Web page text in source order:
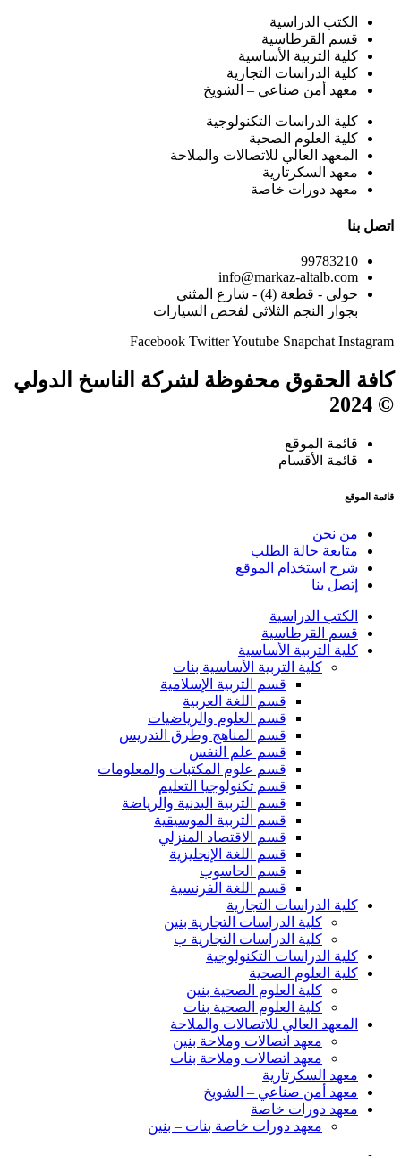
الكتب الدراسية
قسم القرطاسية
كلية التربية الأساسية
كلية الدراسات التجارية
معهد أمن صناعي – الشويخ
كلية الدراسات التكنولوجية
كلية العلوم الصحية
المعهد العالي للاتصالات والملاحة
معهد السكرتارية
معهد دورات خاصة
اتصل بنا
99783210
info@markaz-altalb.com
حولي - قطعة (4) - شارع المثني
بجوار النجم الثلاثي لفحص السيارات
Facebook TwitterYoutube Snapchat Instagram
كافة الحقوق محفوظة لشركة الناسخ الدولي
© 2024
قائمة الموقع
قائمة الأقسام
قائمة الموقع
من نحن
متابعة حالة الطلب
شرح استخدام الموقع
إتصل بنا
الكتب الدراسية
قسم القرطاسية
كلية التربية الأساسية
كلية التربية الأساسية بنات
قسم التربية الإسلامية
قسم اللغة العربية
قسم العلوم والرياضيات
قسم المناهج وطرق التدريس
قسم علم النفس
قسم علوم المكتبات والمعلومات
قسم تكنولوجيا التعليم
قسم التربية البدنية والرياضة
قسم التربية الموسيقية
قسم الاقتصاد المنزلي
قسم اللغة الإنجليزية
قسم الحاسوب
قسم اللغة الفرنسية
كلية الدراسات التجارية
كلية الدراسات التجارية بنين
كلية الدراسات التجارية ب
كلية الدراسات التكنولوجية
كلية العلوم الصحية
كلية العلوم الصحية بنين
كلية العلوم الصحية بنات
المعهد العالي للاتصالات والملاحة
معهد اتصالات وملاحة بنين
معهد اتصالات وملاحة بنات
معهد السكرتارية
معهد أمن صناعي – الشويخ
معهد دورات خاصة
معهد دورات خاصة بنات – بنين